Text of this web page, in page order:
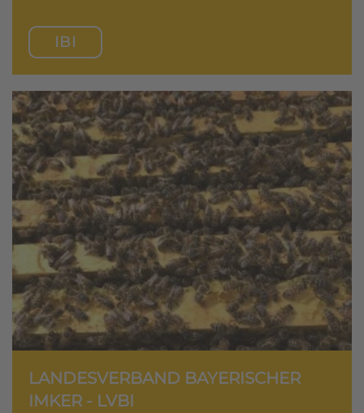
IBI
LANDESVERBAND BAYERISCHER
IMKER - LVBI